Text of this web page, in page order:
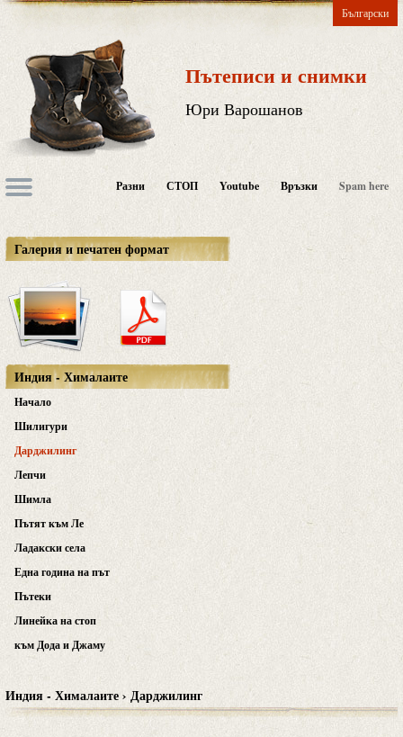
Български
Пътеписи и снимки
Юри Варошанов
Разни СТОП Youtube Връзки Spam here
Галерия и печатен формат
Индия - Хималаите
Начало
Шилигури
Дарджилинг
Лепчи
Шимла
Пътят към Ле
Ладакски села
Една година на път
Пътеки
Линейка на стоп
към Дода и Джаму
Индия - Хималаите › Дарджилинг